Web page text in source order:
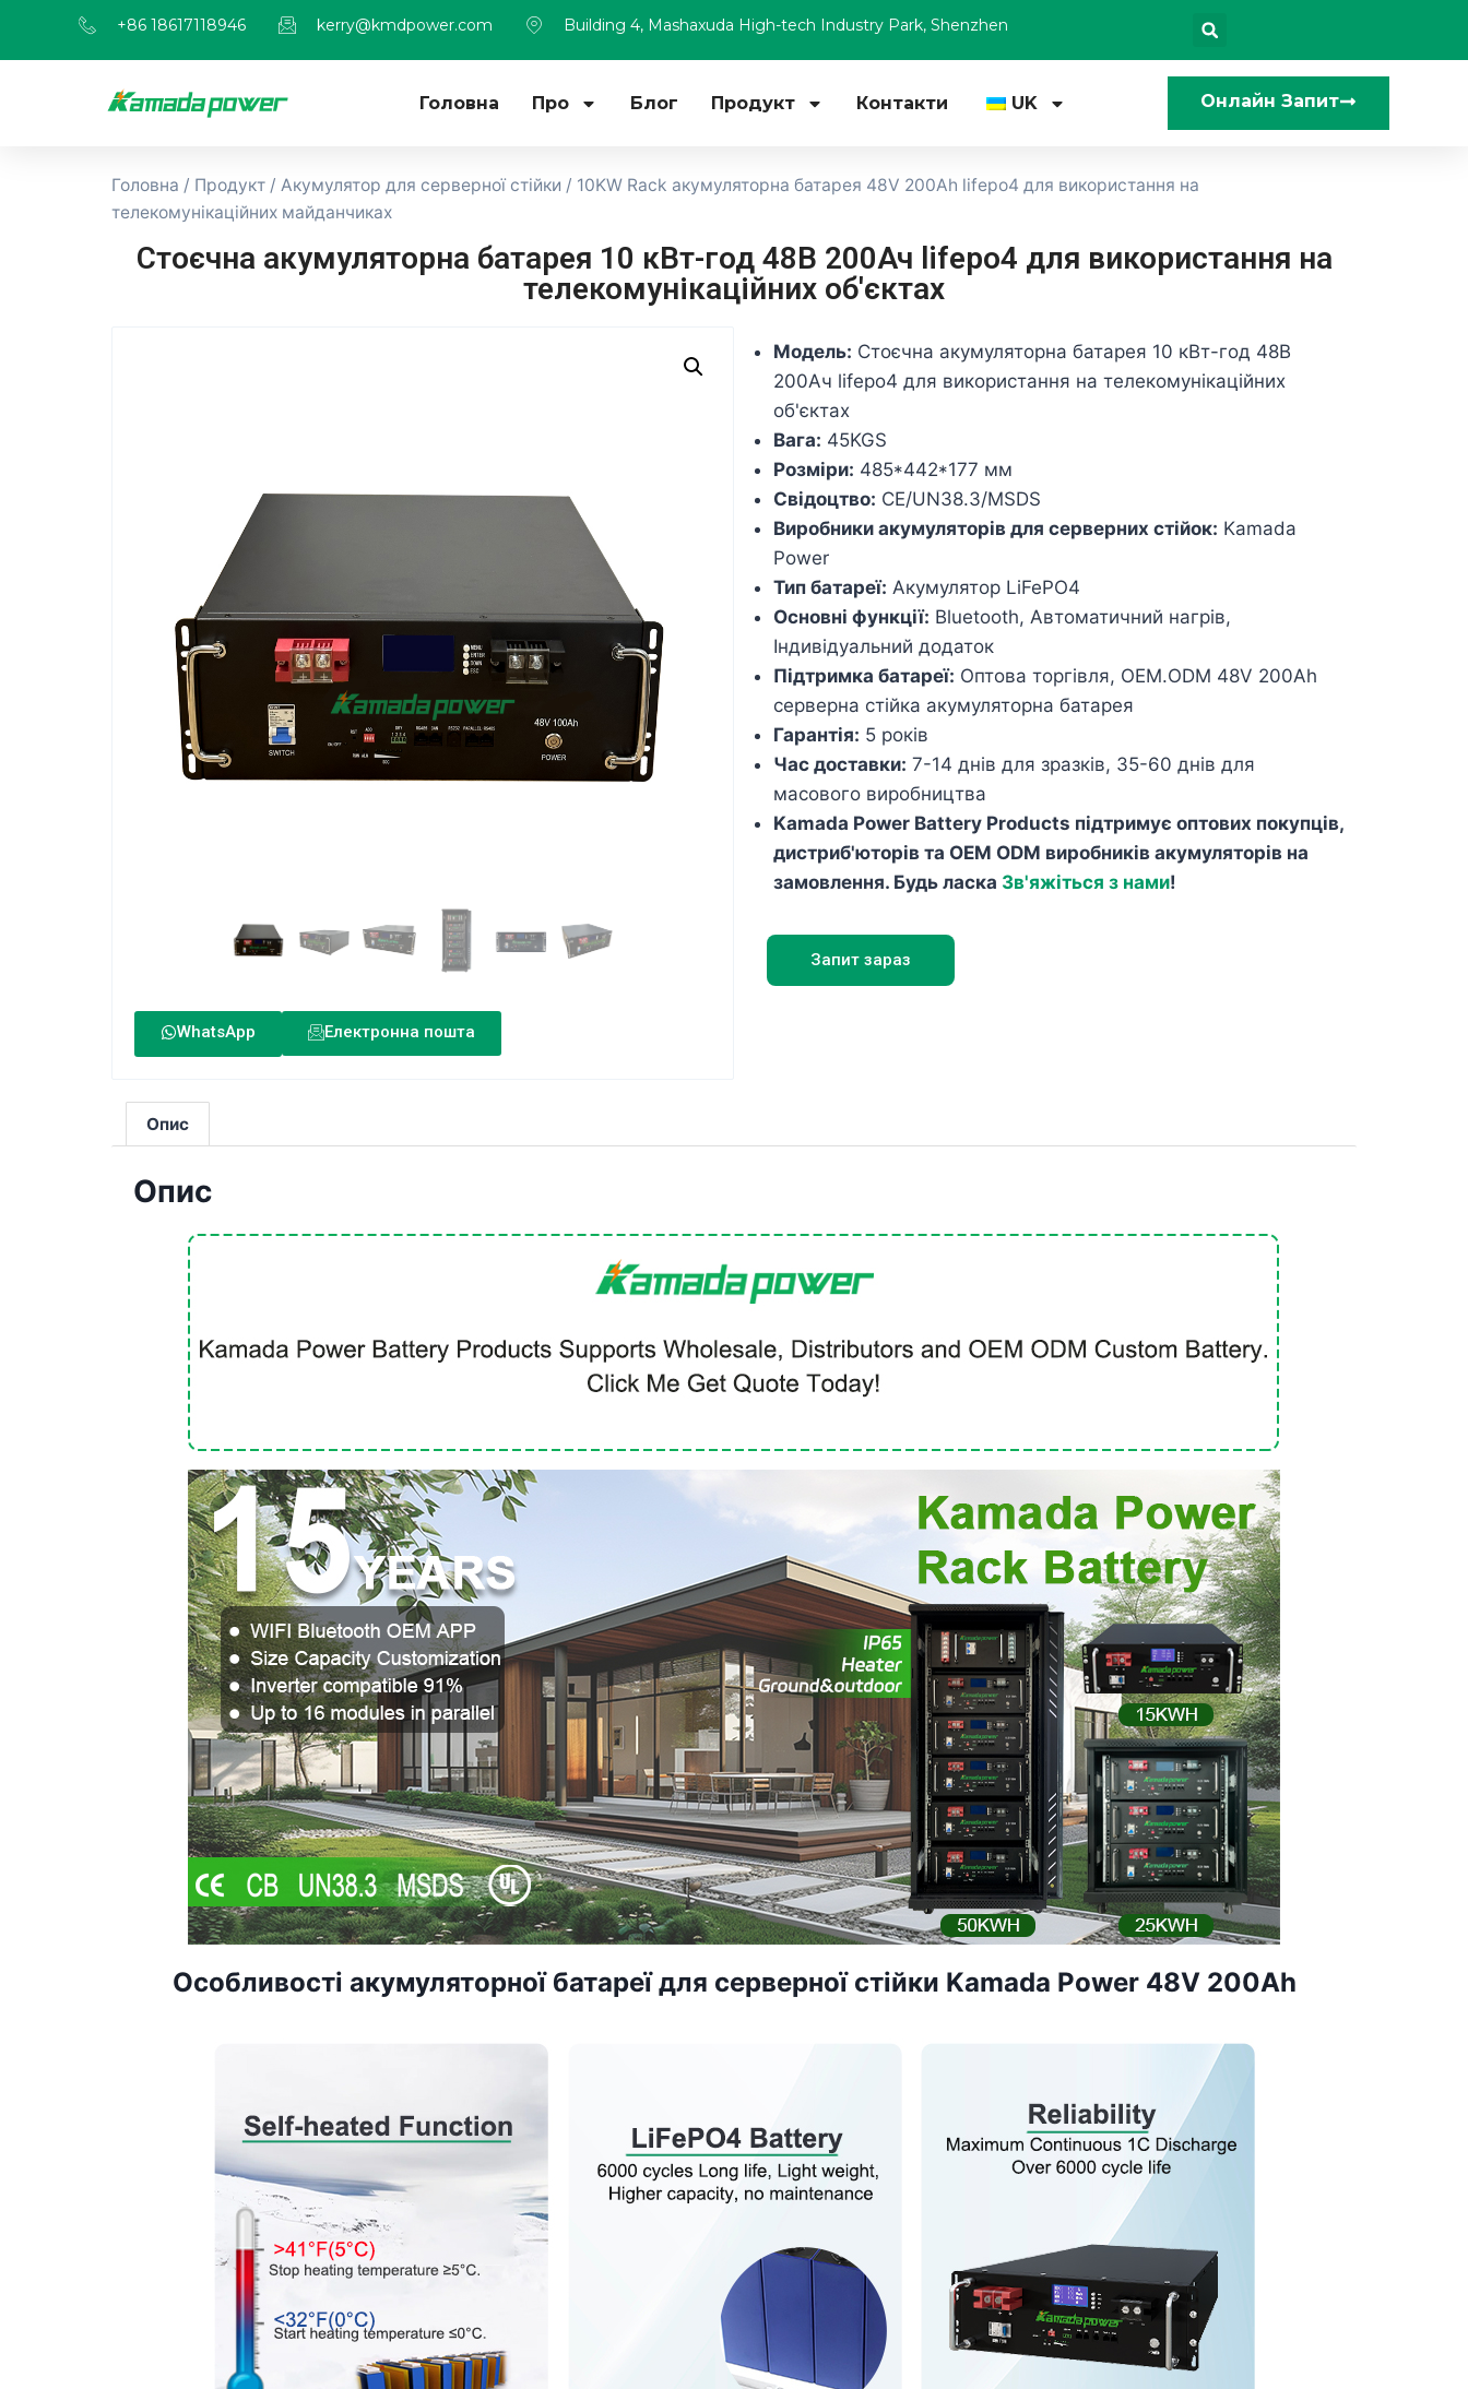
+86 18617118946 kerry@kmdpower.com Building 4, Mashaxuda High-tech Industry Park, Shenzhen
Головна Про Блог Продукт Контакти UK Онлайн Запит
Головна / Продукт / Акумулятор для серверної стійки / 10KW Rack акумуляторна батарея 48V 200Ah lifepo4 для використання на
телекомунікаційних майданчиках
Стоєчна акумуляторна батарея 10 кВт-год 48В 200Ач lifepo4 для використання на
телекомунікаційних об'єктах
WhatsApp Електронна пошта
Модель: Стоєчна акумуляторна батарея 10 кВт-год 48В
200Ач lifepo4 для використання на телекомунікаційних
об'єктах
Вага: 45KGS
Розміри: 485*442*177 мм
Свідоцтво: CE/UN38.3/MSDS
Виробники акумуляторів для серверних стійок: Kamada
Power
Тип батареї: Акумулятор LiFePO4
Основні функції: Bluetooth, Автоматичний нагрів,
Індивідуальний додаток
Підтримка батареї: Оптова торгівля, OEM.ODM 48V 200Ah
серверна стійка акумуляторна батарея
Гарантія: 5 років
Час доставки: 7-14 днів для зразків, 35-60 днів для
масового виробництва
Kamada Power Battery Products підтримує оптових покупців,
дистриб'юторів та OEM ODM виробників акумуляторів на
замовлення. Будь ласка Зв'яжіться з нами!
Запит зараз
Опис
Опис
Особливості акумуляторної батареї для серверної стійки Kamada Power 48V 200Ah